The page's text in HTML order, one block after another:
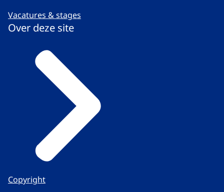
Vacatures & stages
Over deze site
Copyright